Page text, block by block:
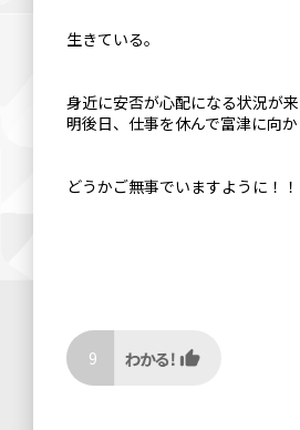
生きている。
身近に安否が心配になる状況が来
明後日、仕事を休んで富津に向
どうかご無事でいますように！！
9